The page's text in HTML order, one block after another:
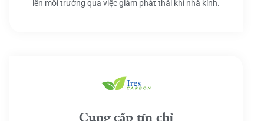
lên môi trường qua việc giảm phát thải khí nhà kính.
Cung cấp tín chỉ